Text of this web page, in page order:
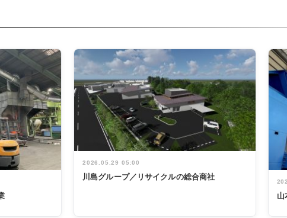
2026.05.29 05:00
川島グループ／リサイクルの総合商社
山